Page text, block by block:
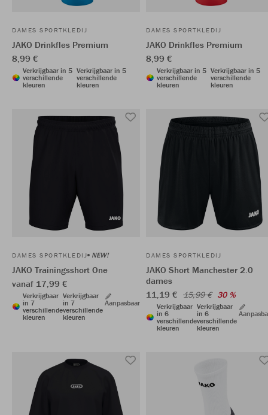
DAMES SPORTKLEDIJ
JAKO Drinkfles Premium
8,99 €
Verkrijgbaar in 5
verschillende
kleuren
Verkrijgbaar in 5
verschillende
kleuren
DAMES SPORTKLEDIJ
JAKO Drinkfles Premium
8,99 €
Verkrijgbaar in 5
verschillende
kleuren
Verkrijgbaar in 5
verschillende
kleuren
DAMES SPORTKLEDIJ NEW!
JAKO Trainingsshort One
vanaf 17,99 €
Verkrijgbaar
in 7
verschillende
kleuren
Verkrijgbaar
in 7
verschillende
kleuren
Aanpasbaar
DAMES SPORTKLEDIJ
JAKO Short Manchester 2.0
dames
11,19 € 15,99 € 30 %
Verkrijgbaar
in 6
verschillende
kleuren
Verkrijgbaar
in 6
verschillende
kleuren